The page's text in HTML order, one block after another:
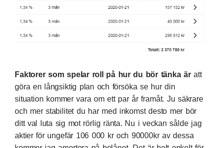
Faktorer som spelar roll på hur du bör tänka äratt
göra en långsiktig plan och försöka se hur din
situation kommer vara om ett par år framåt. Ju säkrare
och mer stabilitet du har med inkomst desto mer bör
ditt val luta sig mot rörlig ränta. Nu i veckan sålde jag
aktier för ungefär 106 000 kr och 90000kr av dessa